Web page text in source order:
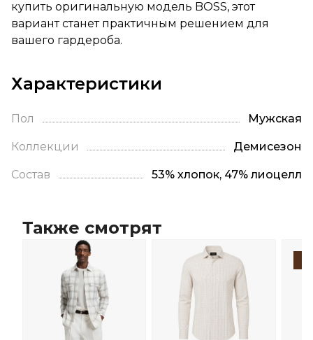
купить оригинальную модель BOSS, этот
вариант станет практичным решением для
вашего гардероба.
Характеристики
Пол Мужская
Коллекции Демисезон
Состав 53% хлопок, 47% лиоцелл
Также смотрят